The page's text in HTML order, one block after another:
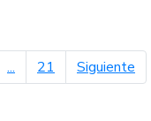
... 21 Siguiente